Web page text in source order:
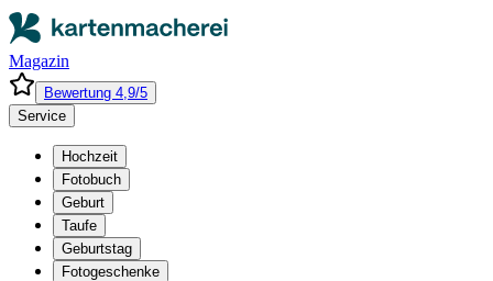
Magazin
Bewertung 4,9/5
Service
Hochzeit
Fotobuch
Geburt
Taufe
Geburtstag
Fotogeschenke